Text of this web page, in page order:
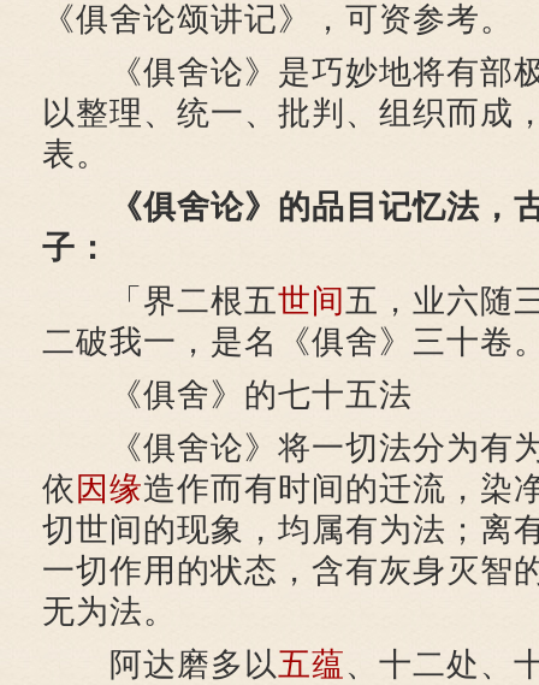
《俱舍论颂讲记》，可资参考。
《俱舍论》是巧妙地将有部
以整理、统一、批判、组织而成
表。
《俱舍论》的品目记忆法，
子：
「界二根五世间五，业六随
二破我一，是名《俱舍》三十卷
《俱舍》的七十五法
《俱舍论》将一切法分为有
依 因缘造作而有时间的迁流，染
切世间的现象，均属有为法；离
一切作用的状态，含有灰身灭智
无为法。
阿达磨多以五蕴、十二处、